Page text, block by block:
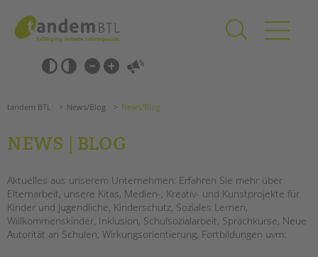
springen
Barrierefrei-
Einstellungen
überspringen
überspringen
SCHULE & GANZTAG
Grundschulen
Oberschulen
Förderzentren
Kollegs
tandem BTL News/Blog News/Blog
NEWS | BLOG
Aktuelles aus unserem Unternehmen: Erfahren Sie mehr über
Elternarbeit, unsere Kitas, Medien-, Kreativ- und Kunstprojekte für
Kinder und Jugendliche, Kinderschutz, Soziales Lernen,
Willkommenskinder, Inklusion, Schulsozialarbeit, Sprachkurse, Neue
Autorität an Schulen, Wirkungsorientierung, Fortbildungen uvm: